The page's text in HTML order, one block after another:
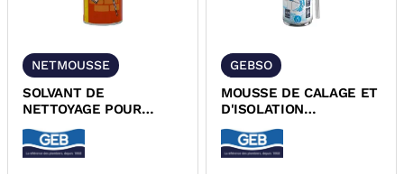
NETMOUSSE
SOLVANT DE
NETTOYAGE POUR
MOUSSE
POLYURETHANE
GEBMOUSSE GEB 813281
GEBSO
MOUSSE DE CALAGE ET
D'ISOLATION
POLYURETHANE GEB